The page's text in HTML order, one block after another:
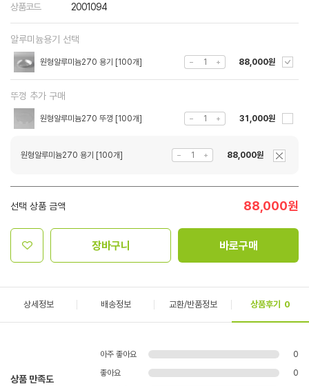
상품코드 2001094
알루미늄용기 선택
원형알루미늄270 용기 [100개] 88,000원
뚜껑 추가 구매
원형알루미늄270 뚜껑 [100개] 31,000원
원형알루미늄270 용기 [100개] 88,000원
선택 상품 금액 88,000원
장바구니 바로구매
상세정보 배송정보 교환/반품정보 상품후기 0
상품 만족도
아주 좋아요
0
좋아요
0